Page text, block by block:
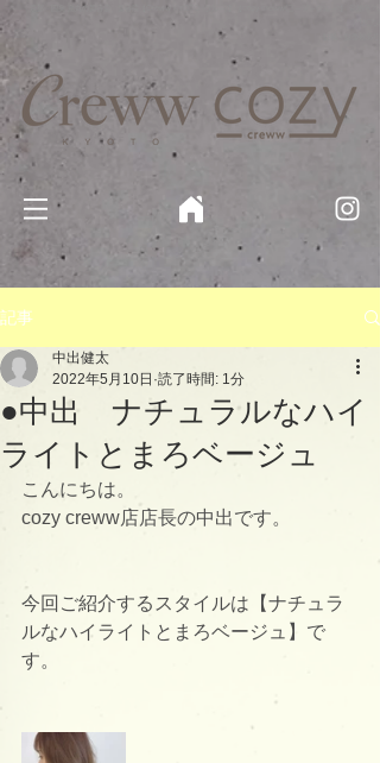
京都・四条 烏丸の美容室・美容院【Creww KYOTO (クルー)】【cozy creww(コージークルー)】 京都市 ヘ
記事
●中出 ナチュラルなハイ
ライトとまろベージュ
中出健太
2022年5月10日 読了時間: 1分
こんにちは。
cozy creww店店長の中出です。
今回ご紹介するスタイルは【ナチュラ
ルなハイライトとまろベージュ】で
す。